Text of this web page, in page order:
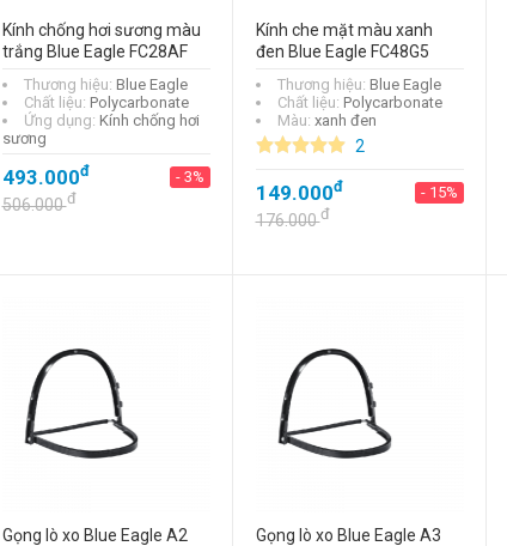
Kính chống hơi sương màu
trắng Blue Eagle FC28AF
Thương hiệu: Blue Eagle
Chất liệu: Polycarbonate
Ứng dụng: Kính chống hơi
sương
493.000đ - 3%
506.000đ
Kính che mặt màu xanh
đen Blue Eagle FC48G5
Thương hiệu: Blue Eagle
Chất liệu: Polycarbonate
Màu: xanh đen
2
149.000đ - 15%
176.000đ
Gọng lò xo Blue Eagle A2 Gọng lò xo Blue Eagle A3